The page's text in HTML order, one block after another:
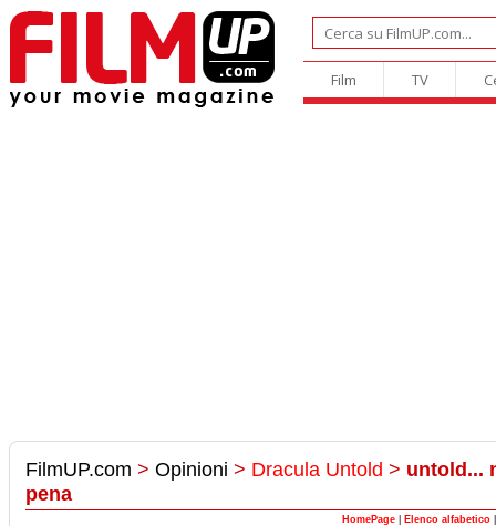
Film TV
FilmUP.com > Opinioni > Dracula Untold > untold...
pena
HomePage Elenco alfabetico